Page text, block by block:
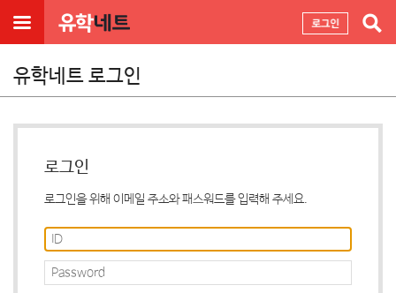
유학네트 로그인
로그인
로그인을 위해 이메일 주소와 패스워드를 입력해 주세요.